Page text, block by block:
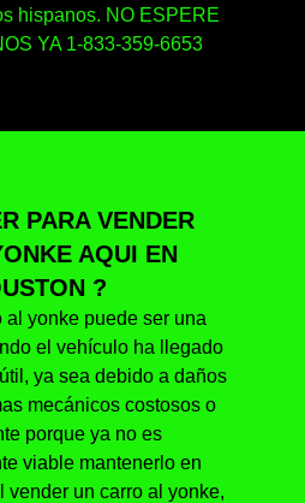
hispanos. NO ESPERE
YA 1-833-359-6653
PARA VENDER
AQUI EN
?
al yonke puede ser una
el vehículo ha llegado
ya sea debido a daños
mecánicos costosos o
porque ya no es
viable mantenerlo en
vender un carro al yonke,